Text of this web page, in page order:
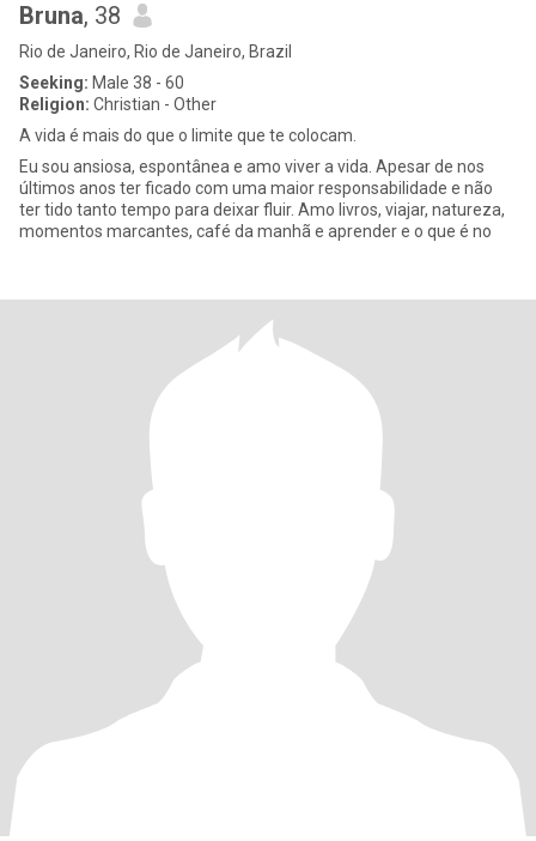
Bruna, 38
Rio de Janeiro, Rio de Janeiro, Brazil
Seeking: Male 38 - 60
Religion: Christian - Other
A vida é mais do que o limite que te colocam.
Eu sou ansiosa, espontânea e amo viver a vida. Apesar de nos
últimos anos ter ficado com uma maior responsabilidade e não
ter tido tanto tempo para deixar fluir. Amo livros, viajar, natureza,
momentos marcantes, café da manhã e aprender e o que é no